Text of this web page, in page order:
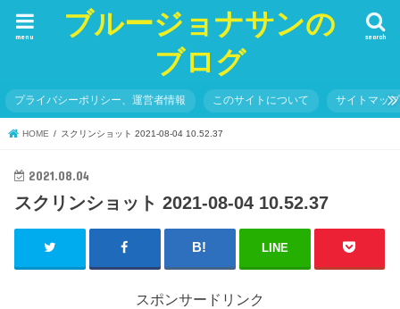
ブルージョナサンの
ブログ
search
menu
プライバシーポリシー、運営者情報 このサイトについて サイトマップ
HOME スクリンショット 2021-08-04 10.52.37
2021.08.04
スクリンショット 2021-08-04 10.52.37
LINE
スポンサードリンク